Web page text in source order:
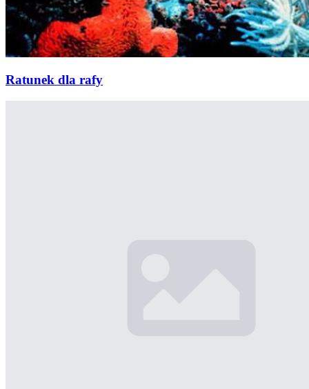
Ratunek dla rafy